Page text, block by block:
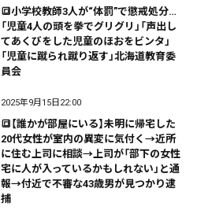
🔳小学校教師3人が“体罰”で懲戒処分…
「児童4人の頭を拳でグリグリ」「声出し
てあくびをした児童のほおをビンタ」
「児童に蹴られ蹴り返す」北海道教育委
員会
2025年9月15日22:00
🔳【誰かが部屋にいる】未明に帰宅した
20代女性が室内の異変に気付く→近所
に住む上司に相談→上司が「部下の女性
宅に人が入っているかもしれない」と通
報→付近で不審な43歳男が見つかり逮
捕